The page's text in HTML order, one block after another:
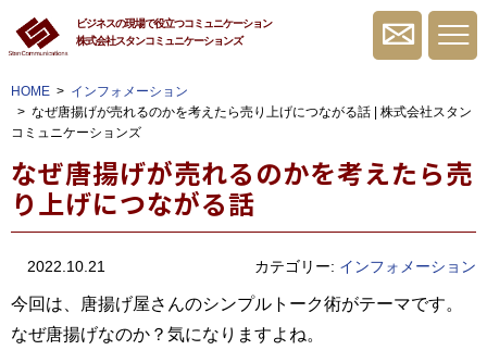
ビジネスの現場で役立つコミュニケーション
株式会社スタンコミュニケーションズ
HOME
インフォメーション
なぜ唐揚げが売れるのかを考えたら売り上げにつながる話 | 株式会社スタン
コミュニケーションズ
なぜ唐揚げが売れるのかを考えたら売
り上げにつながる話
2022.10.21 カテゴリー: インフォメーション
今回は、唐揚げ屋さんのシンプルトーク術がテーマです。
なぜ唐揚げなのか？気になりますよね。